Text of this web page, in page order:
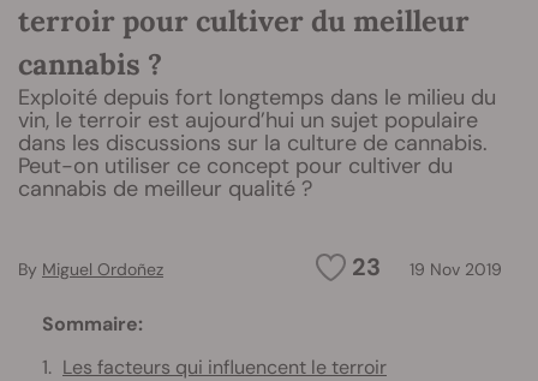
terroir pour cultiver du meilleur
cannabis ?
Exploité depuis fort longtemps dans le milieu du
vin, le terroir est aujourd’hui un sujet populaire
dans les discussions sur la culture de cannabis.
Peut-on utiliser ce concept pour cultiver du
cannabis de meilleur qualité ?
23 19 Nov 2019
By Miguel Ordoñez
Sommaire:
Les facteurs qui influencent le terroir